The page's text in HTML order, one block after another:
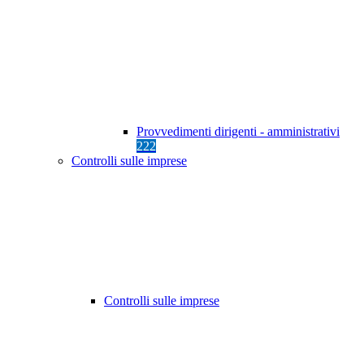
Provvedimenti dirigenti - amministrativi
222
Controlli sulle imprese
Controlli sulle imprese